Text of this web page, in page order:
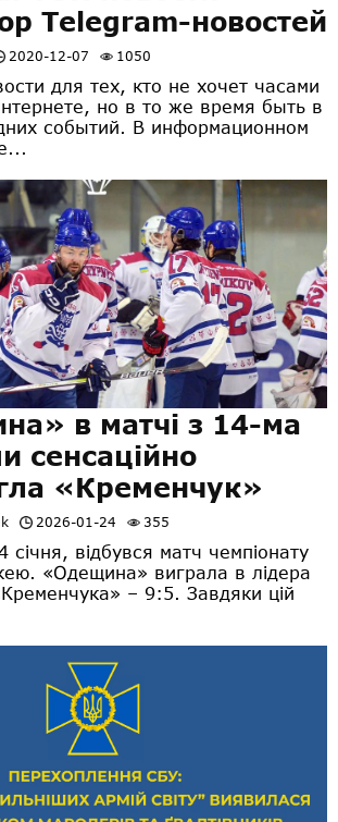
Telegram-новостей
2020-12-07 1050
для тех, кто не хочет часами
но в то же время быть в
событий. В информационном
в матчі з 14-ма
сенсаційно
«Кременчук»
2026-01-24 355
січня, відбувся матч чемпіонату
«Одещина» виграла в лідера
– 9:5. Завдяки цій